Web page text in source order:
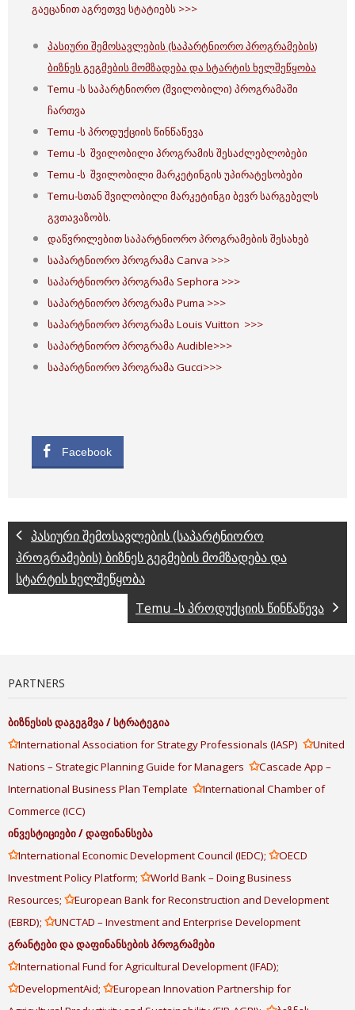
გაეცანით აგრეთვე სტატიებს >>>
პასიური შემოსავლების (საპარტნიორო პროგრამების)
ბიზნეს გეგმების მომზადება და სტარტის ხელშეწყობა
Temu -ს საპარტნიორო (შვილობილი) პროგრამაში
ჩართვა
Temu -ს პროდუქციის წინწაწევა
Temu -ს შვილობილი პროგრამის შესაძლებლობები
Temu -ს შვილობილი მარკეტინგის უპირატესობები
Temu-სთან შვილობილი მარკეტინგი ბევრ სარგებელს
გვთავაზობს.
დაწვრილებით საპარტნიორო პროგრამების შესახებ
საპარტნიორო პროგრამა Canva >>>
საპარტნიორო პროგრამა Sephora >>>
საპარტნიორო პროგრამა Puma >>>
საპარტნიორო პროგრამა Louis Vuitton >>>
საპარტნიორო პროგრამა Audible>>>
საპარტნიორო პროგრამა Gucci>>>
Facebook
პასიური შემოსავლების (საპარტნიორო
პროგრამების) ბიზნეს გეგმების მომზადება და
სტარტის ხელშეწყობა
Temu -ს პროდუქციის წინწაწევა
PARTNERS
ბიზნესისდაგეგმვა/სტრატეგია
✩International Association for Strategy Professionals (IASP) ✩United
Nations – Strategic Planning Guide for Managers ✩Cascade App –
International Business Plan Template ✩International Chamber of
Commerce (ICC)
ინვესტიციები/დაფინანსება
✩International Economic Development Council (IEDC); ✩OECD
Investment Policy Platform; ✩World Bank – Doing Business
Resources; ✩European Bank for Reconstruction and Development
(EBRD); ✩UNCTAD – Investment and Enterprise Development
გრანტებიდადაფინანსებისპროგრამები
✩International Fund for Agricultural Development (IFAD);
✩DevelopmentAid; ✩European Innovation Partnership for